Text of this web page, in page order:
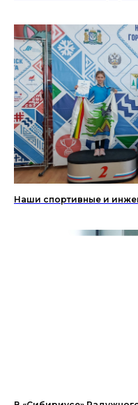
Наши спортивные и